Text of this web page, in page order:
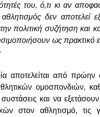
του, ό,τι κι αν
δεν αποτελεί
πολιτική συζήτηση και
ως πρακτικό
αποτελείται από πρώην
ομοσπονδιών,
και να
στον αθλητισμό, τις